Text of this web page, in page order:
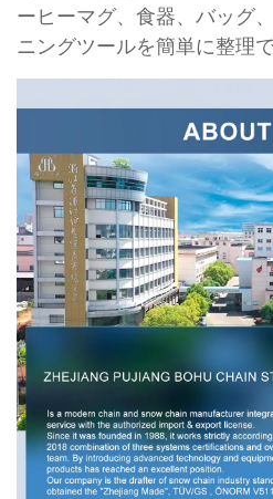
ーヒーマグ、食器、バッグ
ニングツールを簡単に整理で